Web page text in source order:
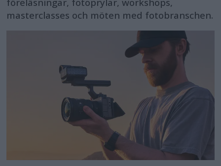
föreläsningar, fotoprylar, workshops,
masterclasses och möten med fotobranschen.